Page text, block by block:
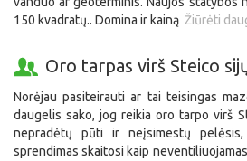
150 kvadratų.. Domina ir kainą Žiūrėti
Oro tarpas virš Steico
Norėjau pasiteirauti ar tai teisingas
daugelis sako, jog reikia oro tarpo virš
nepradėtų pūti ir neįsimestų
sprendimas skaitosi kaip